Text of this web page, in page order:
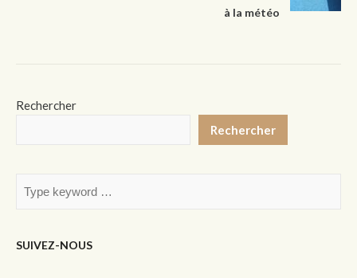
à la météo
Rechercher
Rechercher
SUIVEZ-NOUS